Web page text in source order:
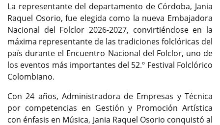
La representante del departamento de Córdoba, Jania
Raquel Osorio, fue elegida como la nueva Embajadora
Nacional del Folclor 2026-2027, convirtiéndose en la
máxima representante de las tradiciones folclóricas del
país durante el Encuentro Nacional del Folclor, uno de
los eventos más importantes del 52.º Festival Folclórico
Colombiano.
Con 24 años, Administradora de Empresas y Técnica
por competencias en Gestión y Promoción Artística
con énfasis en Música, Jania Raquel Osorio conquistó al